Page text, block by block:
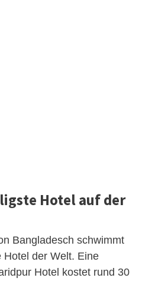
Hotel auf der
Bangladesch schwimmt
Hotel der Welt. Eine
Hotel kostet rund 30